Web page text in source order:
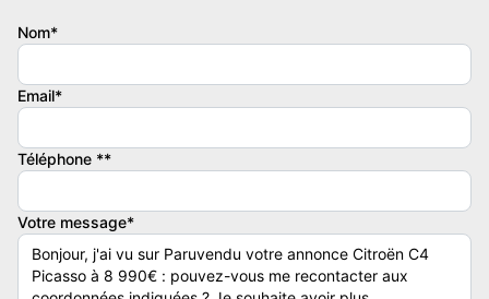
La société BD auto-passion située à Orthoux (30260) au 103
chemin du lavoir vous propose des véhicules d'occasion toutes
marques.
Installé depuis 2018 dans ce petit village aux portes des Cévennes,
passionné d'automobiles, je propose un service personnalisé dans
une structure de petite taille. A l'écoute des besoins, je cherche à
satisfaire mes clients tout au long de leur projet d'achat de véhicule
Nom*
Email*
Téléphone **
Votre message*